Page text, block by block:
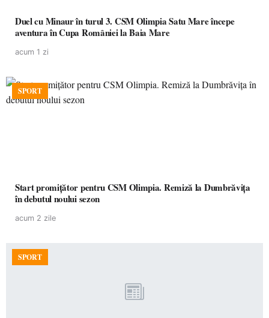
Duel cu Minaur în turul 3. CSM Olimpia Satu Mare începe
aventura în Cupa României la Baia Mare
acum 1 zi
SPORT
Start promițător pentru CSM Olimpia. Remiză la Dumbrăvița
în debutul noului sezon
acum 2 zile
SPORT